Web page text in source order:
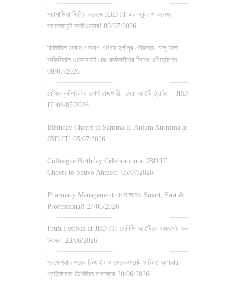
পচামাড়িয়া ডিগ্রি কলেজে JBD IT-এর স্কুল ও কলেজ
ম্যানেজমেন্ট সফটওয়্যার! 09/07/2026
ডিজিটাল সেবায় একধাপ এগিয়ে দুর্গাপুর পৌরসভা: চালু হলো
অফিসিয়াল ওয়েবসাইট এবং কর্মকর্তাদের বিশেষ ওরিয়েন্টেশন
08/07/2026
বেসিক কম্পিউটার কোর্স রাজশাহী | সেরা আইটি ট্রেনিং – JBD
IT 06/07/2026
Birthday Cheers to Samma-E-Anjum Aurnima at
JBD IT! 05/07/2026
Colleague Birthday Celebration at JBD IT:
Cheers to Shuvo Ahmed! 05/07/2026
Pharmacy Management এখন আরও Smart, Fast &
Professional! 27/06/2026
Fruit Festival at JBD IT: জেবিডি আইটিতে জমজমাট ফল
উৎসব! 23/06/2026
প্রফেশনাল ওয়েব ডিজাইন ও ডেভেলপমেন্ট সার্ভিস: আপনার
প্রতিষ্ঠানের ডিজিটাল রূপান্তর 20/06/2026